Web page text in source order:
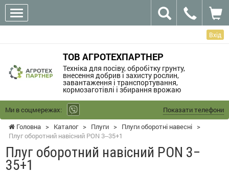
Вхід
ТОВ АГРОТЕХПАРТНЕР
Техніка для посіву, обробітку грунту,
внесення добрив і захисту рослин,
завантаження і транспортування,
кормозаготівлі і збирання врожаю
Ми в соцмережах:
Показати телефони
Головна > Каталог > Плуги > Плуги оборотні навесні >
Плуг оборотний навісний PON 3‒35+1
Плуг оборотний навісний PON 3‒
35+1